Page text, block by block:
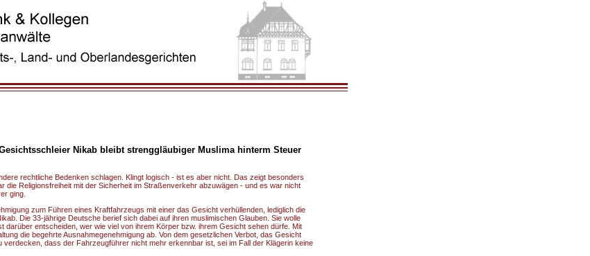
Nikab bleibt strenggläubiger Muslima hinterm Steuer
rechtliche Bedenken schlagen. Klingt logisch - ist es aber nicht. Das zeigt besonders
die Religionsfreiheit mit der Sicherheit im Straßenverkehr abzuwägen - und es war nicht
ging.
zum Führen eines Kraftfahrzeugs mit einer das Gesicht verhüllenden, lediglich die
Die 33-jährige Deutsche berief sich dabei auf ihren muslimischen Glauben. Sie wolle
entscheiden, wer wie viel von ihrem Körper bzw. ihrem Gesicht sehen dürfe. Mit
die begehrte Ausnahmegenehmigung ab. Von dem gesetzlichen Verbot, das Gesicht
dass der Fahrzeugführer nicht mehr erkennbar ist, sei im Fall der Klägerin keine